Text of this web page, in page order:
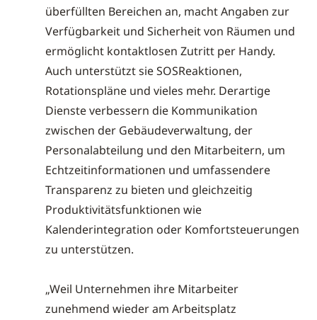
überfüllten Bereichen an, macht Angaben zur
Verfügbarkeit und Sicherheit von Räumen und
ermöglicht kontaktlosen Zutritt per Handy.
Auch unterstützt sie SOSReaktionen,
Rotationspläne und vieles mehr. Derartige
Dienste verbessern die Kommunikation
zwischen der Gebäudeverwaltung, der
Personalabteilung und den Mitarbeitern, um
Echtzeitinformationen und umfassendere
Transparenz zu bieten und gleichzeitig
Produktivitätsfunktionen wie
Kalenderintegration oder Komfortsteuerungen
zu unterstützen.
„Weil Unternehmen ihre Mitarbeiter
zunehmend wieder am Arbeitsplatz